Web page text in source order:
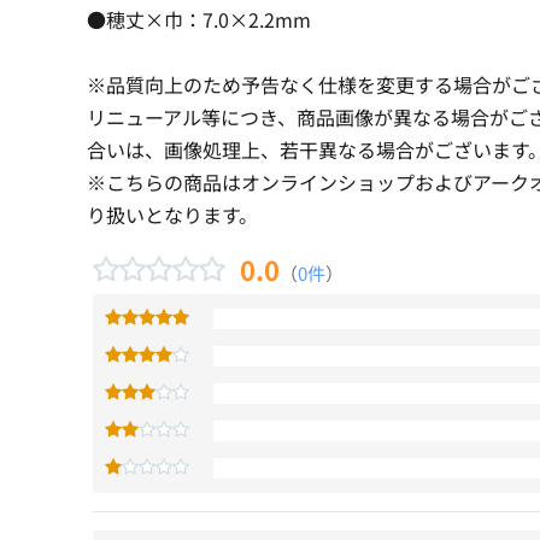
●穂丈×巾：7.0×2.2mm
※品質向上のため予告なく仕様を変更する場合がご
リニューアル等につき、商品画像が異なる場合がご
合いは、画像処理上、若干異なる場合がございます
※こちらの商品はオンラインショップおよびアーク
り扱いとなります。
0.0 （0件）